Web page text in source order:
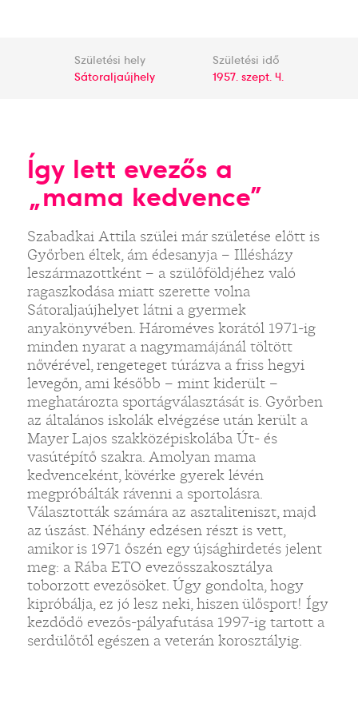
Születési hely
Sátoraljaújhely
Születési idő
1957. szept. 4.
Így lett evezős a
„mama kedvence”
Szabadkai Attila szülei már születése előtt is
Győrben éltek, ám édesanyja – Illésházy
leszármazottként – a szülőföldjéhez való
ragaszkodása miatt szerette volna
Sátoraljaújhelyet látni a gyermek
anyakönyvében. Hároméves korától 1971-ig
minden nyarat a nagymamájánál töltött
nővérével, rengeteget túrázva a friss hegyi
levegőn, ami később – mint kiderült –
meghatározta sportágválasztását is. Győrben
az általános iskolák elvégzése után került a
Mayer Lajos szakközépiskolába Út- és
vasútépítő szakra. Amolyan mama
kedvenceként, kövérke gyerek lévén
megpróbálták rávenni a sportolásra.
Választották számára az asztaliteniszt, majd
az úszást. Néhány edzésen részt is vett,
amikor is 1971 őszén egy újsághirdetés jelent
meg: a Rába ETO evezősszakosztálya
toborzott evezősöket. Úgy gondolta, hogy
kipróbálja, ez jó lesz neki, hiszen ülősport! Így
kezdődő evezős-pályafutása 1997-ig tartott a
serdülőtől egészen a veterán korosztályig.